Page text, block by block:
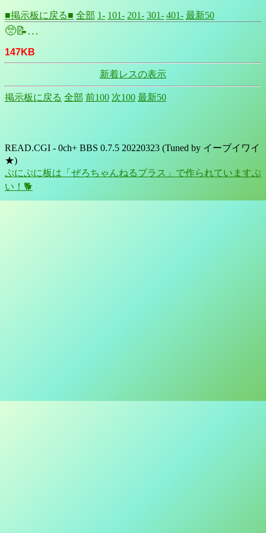
■掲示板に戻る■ 全部 1- 101- 201- 301- 401- 最新50
🥺📝…
147KB
新着レスの表示
掲示板に戻る 全部 前100 次100 最新50
READ.CGI - 0ch+ BBS 0.7.5 20220323 (Tuned by イーブイワイ
★)
ぷにぷに板は「ぜろちゃんねるプラス」で作られていますぶ
い！🐕